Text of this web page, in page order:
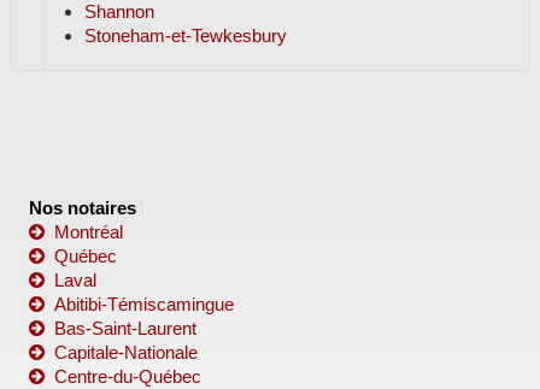
Shannon
Stoneham-et-Tewkesbury
Nos notaires
Montréal
Québec
Laval
Abitibi-Témiscamingue
Bas-Saint-Laurent
Capitale-Nationale
Centre-du-Québec